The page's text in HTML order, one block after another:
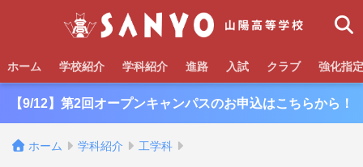
ホーム 学校紹介 学科紹介 進路 入試 クラブ 強化指
【9/12】第2回オープンキャンパスのお申込はこちらから！
ホーム 学科紹介 工学科